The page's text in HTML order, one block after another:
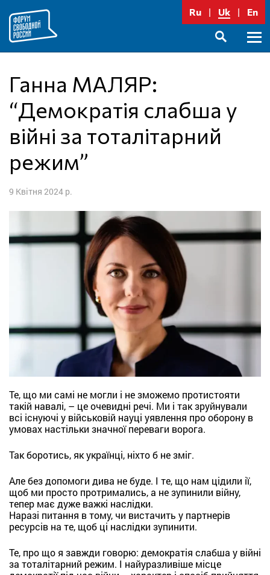
до
вмісту
Ru Uk En
Ганна МАЛЯР:
“Демократія слабша у
війні за тоталітарний
режим”
9 Квітня 2024 р.
Те, що ми самі не могли і не зможемо протистояти
такій навалі, – це очевидні речі. Ми і так зруйнували
всі існуючі у військовій науці уявлення про оборону в
умовах настільки значної переваги ворога.
Так боротись, як українці, ніхто б не зміг.
Але без допомоги дива не буде. І те, що нам цідили ії,
щоб ми просто протримались, а не зупинили війну,
тепер має дуже важкі наслідки.
Наразі питання в тому, чи вистачить у партнерів
ресурсів на те, щоб ці наслідки зупинити.
Те, про що я завжди говорю: демократія слабша у війні
за тоталітарний режим. І найуразливіше місце